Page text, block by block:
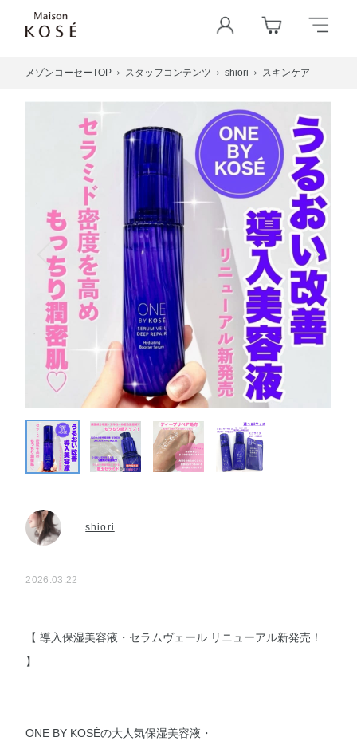
メゾンコーセーTOP スタッフコンテンツ shiori スキンケア
shiori
2026.03.22
【 導入保湿美容液・セラムヴェール リニューアル新発売！
】
ONE BY KOSÉの大人気保湿美容液・